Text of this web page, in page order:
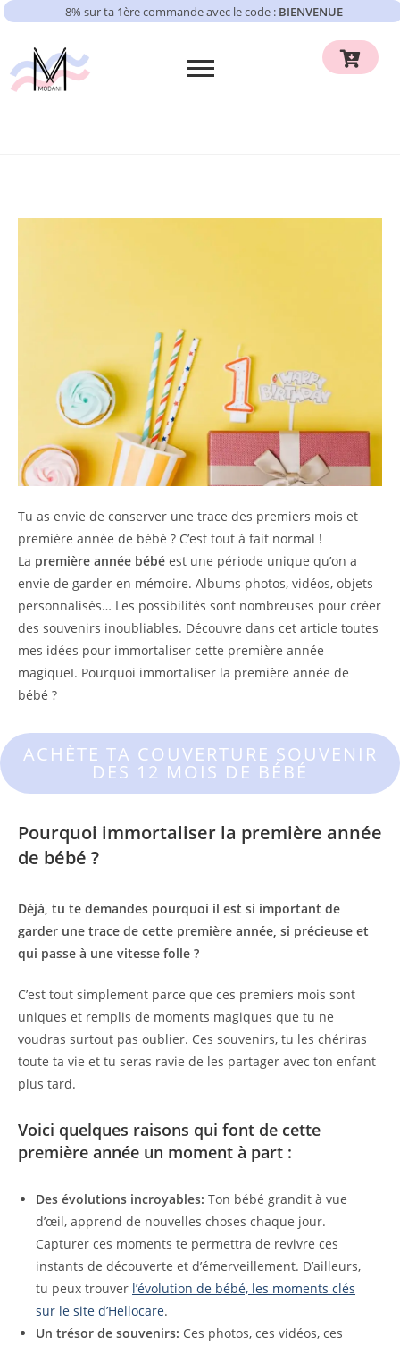
8% sur ta 1ère commande avec le code : BIENVENUE
Tu as envie de conserver une trace des premiers mois et
première année de bébé ? C’est tout à fait normal !
La première année bébé est une période unique qu’on a
envie de garder en mémoire. Albums photos, vidéos, objets
personnalisés… Les possibilités sont nombreuses pour créer
des souvenirs inoubliables. Découvre dans cet article toutes
mes idées pour immortaliser cette première année
magiqueI. Pourquoi immortaliser la première année de
bébé ?
ACHÈTE TA COUVERTURE SOUVENIR
DES 12 MOIS DE BÉBÉ
Pourquoi immortaliser la première année
de bébé ?
Déjà, tu te demandes pourquoi il est si important de
garder une trace de cette première année, si précieuse et
qui passe à une vitesse folle ?
C’est tout simplement parce que ces premiers mois sont
uniques et remplis de moments magiques que tu ne
voudras surtout pas oublier. Ces souvenirs, tu les chériras
toute ta vie et tu seras ravie de les partager avec ton enfant
plus tard.
Voici quelques raisons qui font de cette
première année un moment à part :
Des évolutions incroyables: Ton bébé grandit à vue
d’œil, apprend de nouvelles choses chaque jour.
Capturer ces moments te permettra de revivre ces
instants de découverte et d’émerveillement. D’ailleurs,
tu peux trouver l’évolution de bébé, les moments clés
sur le site d’Hellocare.
Un trésor de souvenirs: Ces photos, ces vidéos, ces